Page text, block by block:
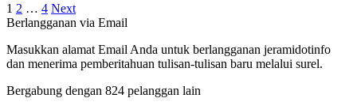
1 2 … 4 Next
Berlangganan via Email
Masukkan alamat Email Anda untuk berlangganan jeramidotinfo
dan menerima pemberitahuan tulisan-tulisan baru melalui surel.
Bergabung dengan 824 pelanggan lain